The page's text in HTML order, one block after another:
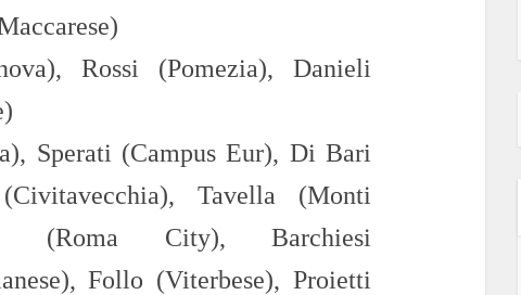
Rossi (Pomezia),Danieli
Sperati (Campus Eur), Di Bari
Tavella (Monti
(Roma City), Barchiesi
Follo (Viterbese),Proietti